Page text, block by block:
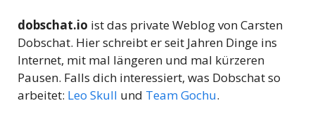
dobschat.io ist das private Weblog von Carsten
Dobschat. Hier schreibt er seit Jahren Dinge ins
Internet, mit mal längeren und mal kürzeren
Pausen. Falls dich interessiert, was Dobschat so
arbeitet: Leo Skull und Team Gochu.